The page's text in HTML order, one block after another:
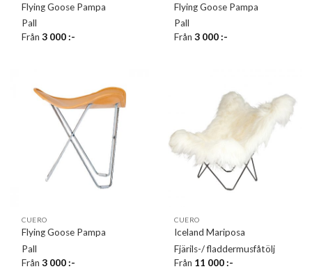
Flying Goose Pampa
Pall
Från3 000:-
Flying Goose Pampa
Pall
Från3 000:-
CUERO
Flying Goose Pampa
Pall
Från3 000:-
CUERO
Iceland Mariposa
Fjärils-/ fladdermusfåtölj
Från 11 000:-